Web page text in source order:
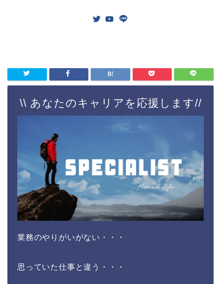
\\ あなたのキャリアを応援します//
業務のやりがいがない・・・
思っていた仕事と違う・・・